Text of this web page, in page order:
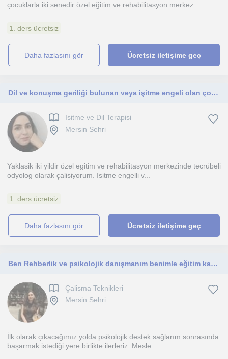
çocuklarla iki senedir özel eğitim ve rehabilitasyon merkez...
1. ders ücretsiz
daha fazlasını gör Ücretsiz iletişime geç
Dil ve konuşma geriliği bulunan veya işitme engeli olan çocuklara bireysel terapi dersleri veriyorum
Isitme ve Dil Terapisi
Mersin Sehri
Yaklasik iki yildir özel egitim ve rehabilitasyon merkezinde tecrübeli
odyolog olarak çalisiyorum. Isitme engelli v...
1. ders ücretsiz
daha fazlasını gör Ücretsiz iletişime geç
Ben Rehberlik ve psikolojik danışmanım benimle eğitim kademesindeki her birey çalışabilir. Başarı yollarını birlikte gideriz
Çalisma Teknikleri
Mersin Sehri
İlk olarak çıkacağımız yolda psikolojik destek sağlarım sonrasında
başarmak istediği yere birlikte ilerleriz. Mesle...